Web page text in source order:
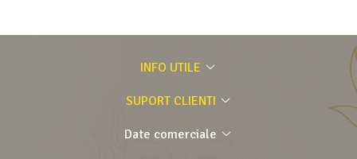
INFO UTILE
SUPORT CLIENTI
Date comerciale